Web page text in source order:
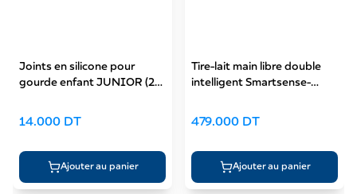
Joints en silicone pour
gourde enfant JUNIOR (2
14.000 DT
Ajouter au panier
Tire-lait main libre double
intelligent Smartsense-
479.000 DT
Ajouter au panier